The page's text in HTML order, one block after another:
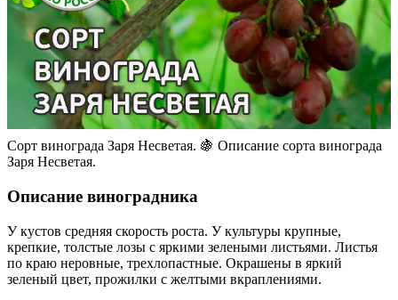
Сорт винограда Заря Несветая. 🍇 Описание сорта винограда
Заря Несветая.
Описание виноградника
У кустов средняя скорость роста. У культуры крупные,
крепкие, толстые лозы с яркими зелеными листьями. Листья
по краю неровные, трехлопастные. Окрашены в яркий
зеленый цвет, прожилки с желтыми вкраплениями.